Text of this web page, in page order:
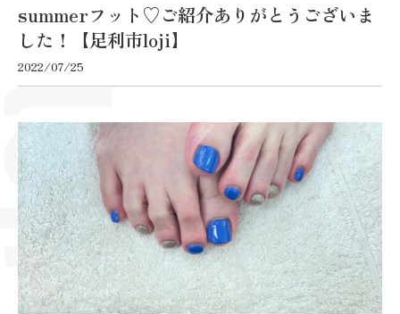
summerフット♡ご紹介ありがとうございま
した！【足利市loji】
2022/07/25